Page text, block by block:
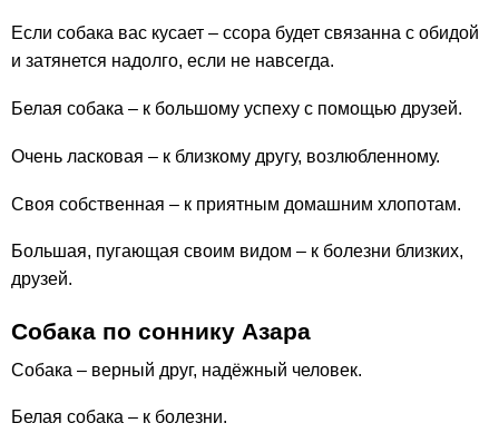
Если собака вас кусает – ссора будет связанна с обидой
и затянется надолго, если не навсегда.
Белая собака – к большому успеху с помощью друзей.
Очень ласковая – к близкому другу, возлюбленному.
Своя собственная – к приятным домашним хлопотам.
Большая, пугающая своим видом – к болезни близких,
друзей.
Собака по соннику Азара
Собака – верный друг, надёжный человек.
Белая собака – к болезни.